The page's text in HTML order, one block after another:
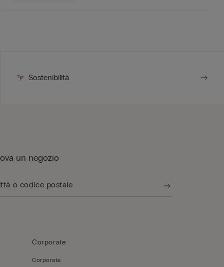
Sostenibilità
un negozio
Corporate
Corporate